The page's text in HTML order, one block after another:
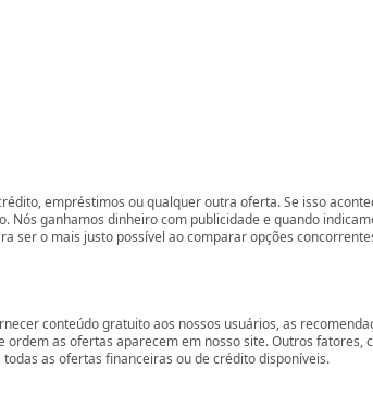
empréstimos ou qualquer outra oferta. Se isso
ganhamos dinheiro com publicidade e quando
ser o mais justo possível ao comparar opções
conteúdo gratuito aos nossos usuários, as
as ofertas aparecem em nosso site. Outros
as ofertas financeiras ou de crédito disponíveis.